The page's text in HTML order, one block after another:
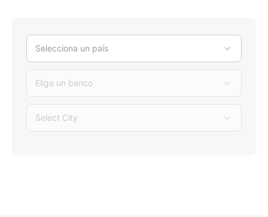
Selecciona un país
Elige un banco
Select City